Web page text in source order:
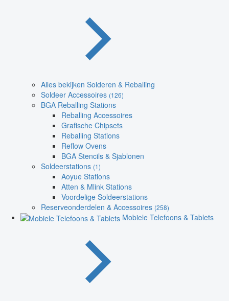
Alles bekijken Solderen & Reballing
Soldeer Accessoires (126)
BGA Reballing Stations
Reballing Accessoires
Grafische Chipsets
Reballing Stations
Reflow Ovens
BGA Stencils & Sjablonen
Soldeerstations (1)
Aoyue Stations
Atten & Mlink Stations
Voordelige Soldeerstations
Reserveonderdelen & Accessoires (258)
Mobiele Telefoons & Tablets